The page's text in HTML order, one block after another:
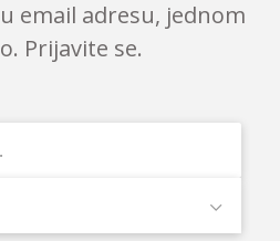
email adresu, jednom
Prijavite se.